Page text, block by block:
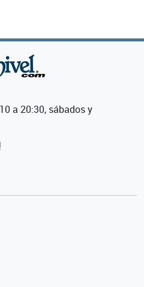
a 20:30, sábados y